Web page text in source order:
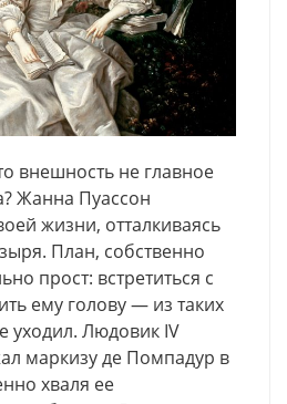
внешность не главное
Жанна Пуассон
жизни, отталкиваясь
План, собственно
прост: встретиться с
ему голову — из таких
уходил. Людовик IV
маркизу де Помпадур в
хваля ее